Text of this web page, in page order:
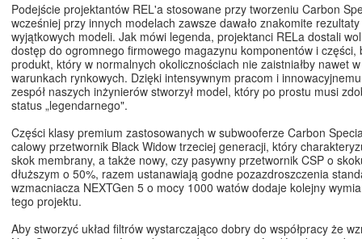
Podejście projektantów REL'a stosowane przy tworzeniu Carbon
wcześniej przy innych modelach zawsze dawało znakomite
wyjątkowych modeli. Jak mówi legenda, projektanci RELa dostali
dostęp do ogromnego firmowego magazynu komponentów i części,
produkt, który w normalnych okolicznościach nie zaistniałby nawet
warunkach rynkowych. Dzięki intensywnym pracom i
zespół naszych inżynierów stworzył model, który po prostu musi
status „legendarnego".
Części klasy premium zastosowanych w subwooferze Carbon
calowy przetwornik Black Widow trzeciej generacji, który
skok membrany, a także nowy, czy pasywny przetwornik CSP o
dłuższym o 50%, razem ustanawiają godne pozazdroszczenia
wzmacniacza NEXTGen 5 o mocy 1000 watów dodaje kolejny
tego projektu.
Aby stworzyć układ filtrów wystarczająco dobry do współpracy że